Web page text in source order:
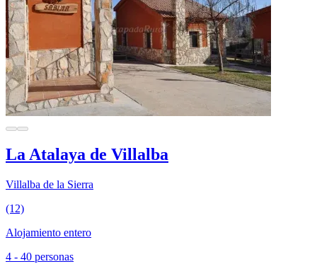
La Atalaya de Villalba
Villalba de la Sierra
(12)
Alojamiento entero
4 - 40 personas